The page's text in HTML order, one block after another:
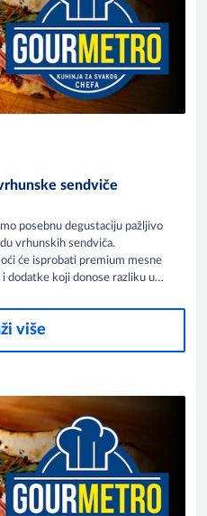
sendviče
posebnu degustaciju pažljivo
vrhunskih sendviča.
će isprobati premium mesne
dodatke koji donose razliku u
više